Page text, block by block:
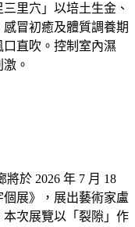
里穴」以培土生金、
冒初癒及體質調養期
直吹。控制室內濕
。
將於 2026 年 7 月 18
展》，展出藝術家盧
次展覽以「裂隙」作